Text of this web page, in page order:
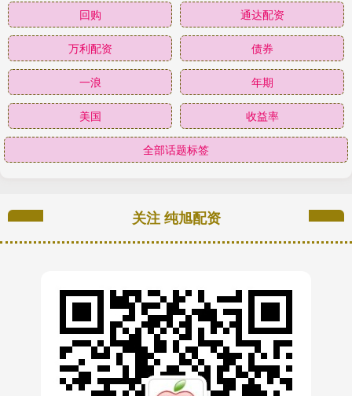
回购 通达配资
万利配资 债券
一浪 年期
美国 收益率
全部话题标签
关注 纯旭配资